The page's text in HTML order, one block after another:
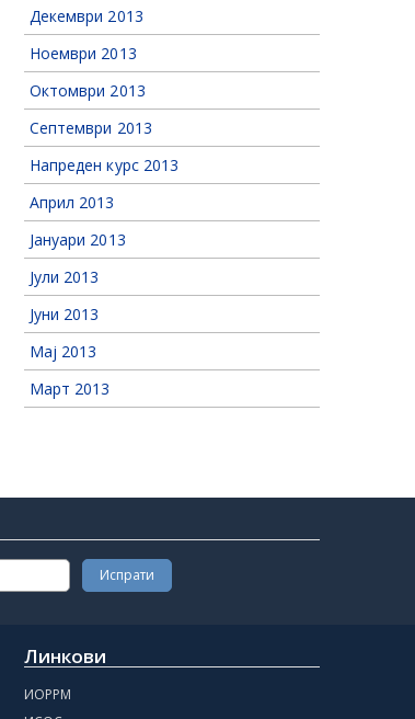
Декември 2013
Ноември 2013
Октомври 2013
Септември 2013
Напреден курс 2013
Април 2013
Јануари 2013
Јули 2013
Јуни 2013
Мај 2013
Март 2013
Линкови
ИОРРМ